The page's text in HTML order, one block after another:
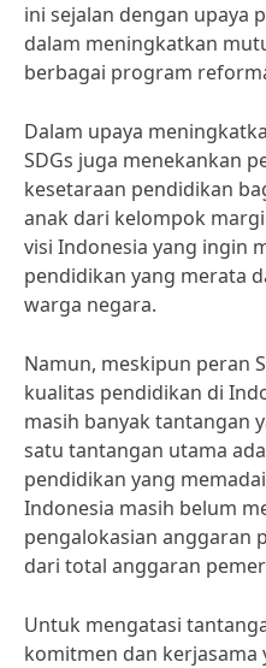
ini sejalan dengan upaya
dalam meningkatkan
berbagai program
Dalam upaya
SDGs juga menekankan
kesetaraan pendidikan
anak dari kelompok
visi Indonesia yang ingin
pendidikan yang merata
warga negara.
Namun, meskipun peran
kualitas pendidikan di
masih banyak tantangan
satu tantangan utama
pendidikan yang
Indonesia masih belum
pengalokasian anggaran
dari total anggaran
Untuk mengatasi
komitmen dan kerjasama